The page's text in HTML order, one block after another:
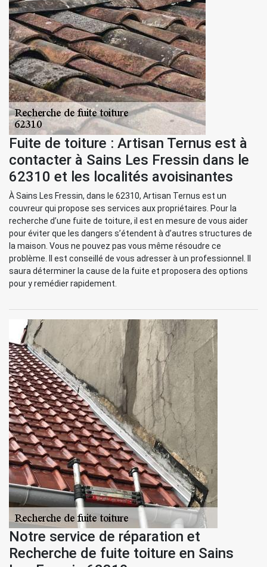
Fuite de toiture : Artisan Ternus est à
contacter à Sains Les Fressin dans le
62310 et les localités avoisinantes
À Sains Les Fressin, dans le 62310, Artisan Ternus est un
couvreur qui propose ses services aux propriétaires. Pour la
recherche d’une fuite de toiture, il est en mesure de vous aider
pour éviter que les dangers s’étendent à d’autres structures de
la maison. Vous ne pouvez pas vous même résoudre ce
problème. Il est conseillé de vous adresser à un professionnel. Il
saura déterminer la cause de la fuite et proposera des options
pour y remédier rapidement.
Notre service de réparation et
Recherche de fuite toiture en Sains